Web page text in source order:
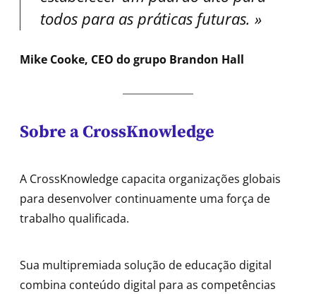
todos para as práticas futuras.
Mike Cooke, CEO do grupo Brandon Hall
Sobre a CrossKnowledge
A CrossKnowledge capacita organizações globais
para desenvolver continuamente uma força de
trabalho qualificada.
Sua multipremiada solução de educação digital
combina conteúdo digital para as competências